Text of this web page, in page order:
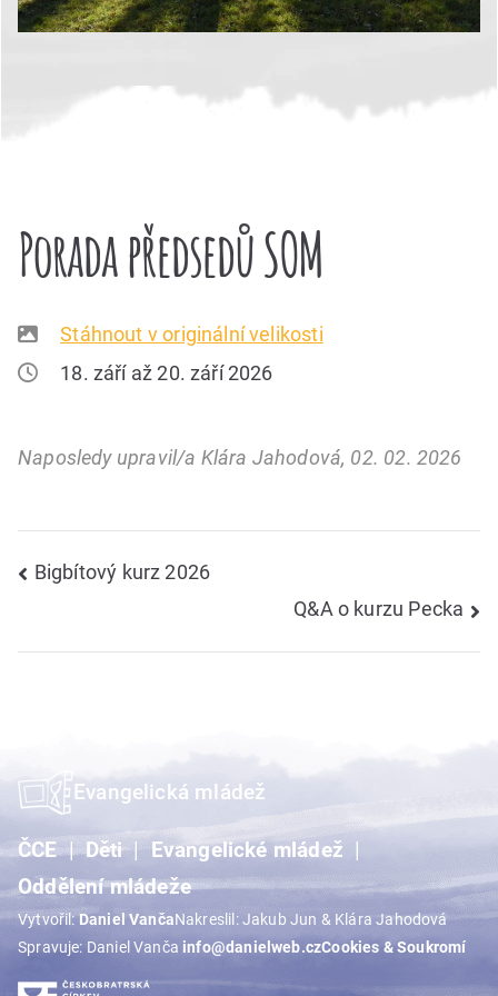
Porada předsedů SOM
Stáhnout v originální velikosti
18. září až 20. září 2026
Naposledy upravil/a Klára Jahodová, 02. 02. 2026
Navigace
Bigbítový kurz 2026
Q&A o kurzu Pecka
Evangelická mládež
ČCE Děti
Evangelické mládež
Oddělení mládeže
Vytvořil:Daniel VančaNakreslil: Jakub Jun & Klára Jahodová
Spravuje: Daniel Vanča info@danielweb.czCookies & Soukromí